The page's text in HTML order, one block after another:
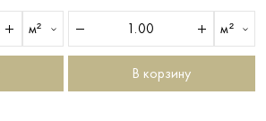
м² м²
В корзину